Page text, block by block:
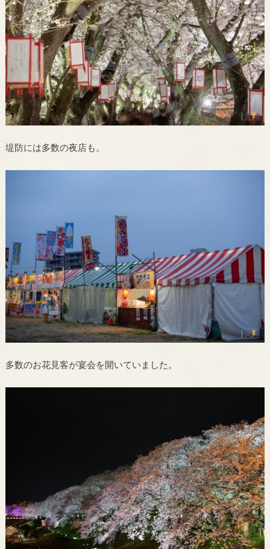
堤防には多数の夜店も。
多数のお花見客が宴会を開いていました。